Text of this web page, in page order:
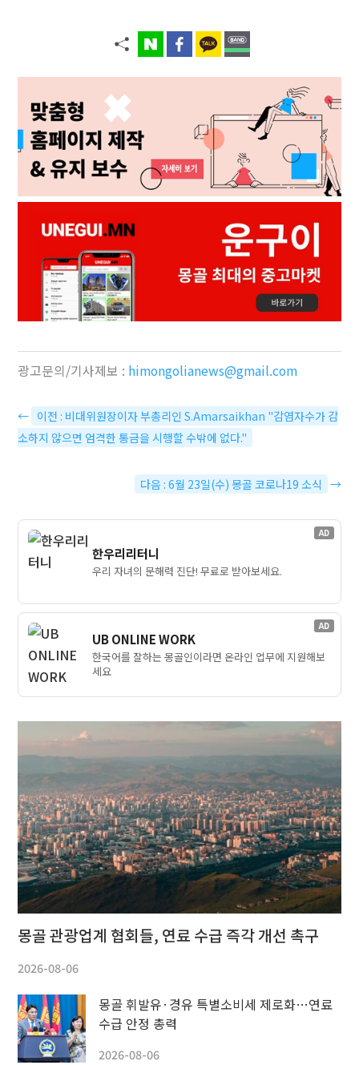
광고문의/기사제보 : himongolianews@gmail.com
← 이전 : 비대위원장이자 부총리인 S.Amarsaikhan "감염자수가 감
소하지 않으면 엄격한 통금을 시행할 수밖에 없다."
다음 : 6월 23일(수) 몽골 코로나19 소식 →
AD
한우리리터니
우리 자녀의 문해력 진단! 무료로 받아보세요.
AD
UB ONLINE WORK
한국어를 잘하는 몽골인이라면 온라인 업무에 지원해보
세요
몽골 관광업계 협회들, 연료 수급 즉각 개선 촉구
2026-08-06
몽골 휘발유·경유 특별소비세 제로화…연료
수급 안정 총력
2026-08-06